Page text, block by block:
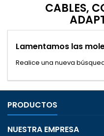
CABLES,
Lamentamos las
Realice una nueva
PRODUCTOS
NUESTRA EMPRESA